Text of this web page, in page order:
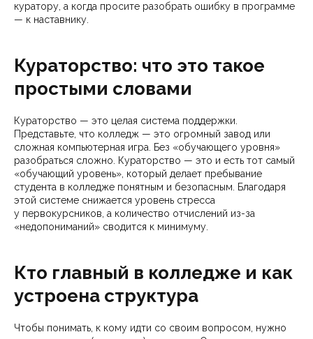
куратору, а когда просите разобрать ошибку в программе
— к наставнику.
Кураторство: что это такое
простыми словами
Кураторство — это целая система поддержки.
Представьте, что колледж — это огромный завод или
сложная компьютерная игра. Без «обучающего уровня»
разобраться сложно. Кураторство — это и есть тот самый
«обучающий уровень», который делает пребывание
студента в колледже понятным и безопасным. Благодаря
этой системе снижается уровень стресса
у первокурсников, а количество отчислений из-за
«недопониманий» сводится к минимуму.
Кто главный в колледже и как
устроена структура
Чтобы понимать, к кому идти со своим вопросом, нужно